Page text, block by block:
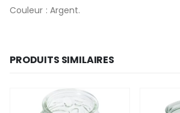
Couleur : Argent.
PRODUITS SIMILAIRES